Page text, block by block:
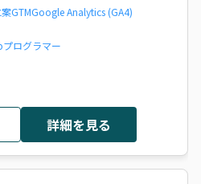
GTMGoogle Analytics (GA4)
プログラマー
詳細を見る